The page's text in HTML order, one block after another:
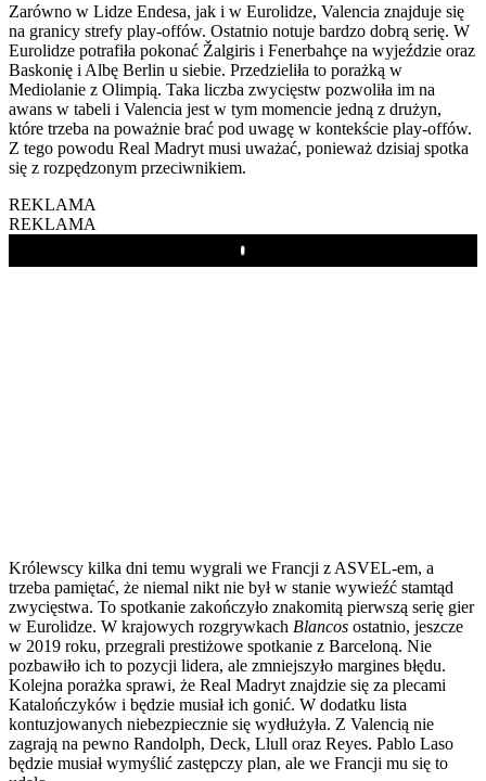
Zarówno w Lidze Endesa, jak i w Eurolidze, Valencia znajduje się
na granicy strefy play-offów. Ostatnio notuje bardzo dobrą serię. W
Eurolidze potrafiła pokonać Žalgiris i Fenerbahçe na wyjeździe oraz
Baskonię i Albę Berlin u siebie. Przedzieliła to porażką w
Mediolanie z Olimpią. Taka liczba zwycięstw pozwoliła im na
awans w tabeli i Valencia jest w tym momencie jedną z drużyn,
które trzeba na poważnie brać pod uwagę w kontekście play-offów.
Z tego powodu Real Madryt musi uważać, ponieważ dzisiaj spotka
się z rozpędzonym przeciwnikiem.
REKLAMA
REKLAMA
Play
Królewscy kilka dni temu wygrali we Francji z ASVEL-em, a
trzeba pamiętać, że niemal nikt nie był w stanie wywieźć stamtąd
zwycięstwa. To spotkanie zakończyło znakomitą pierwszą serię gier
w Eurolidze. W krajowych rozgrywkach Blancos ostatnio, jeszcze
w 2019 roku, przegrali prestiżowe spotkanie z Barceloną. Nie
pozbawiło ich to pozycji lidera, ale zmniejszyło margines błędu.
Kolejna porażka sprawi, że Real Madryt znajdzie się za plecami
Katalończyków i będzie musiał ich gonić. W dodatku lista
kontuzjowanych niebezpiecznie się wydłużyła. Z Valencią nie
zagrają na pewno Randolph, Deck, Llull oraz Reyes. Pablo Laso
będzie musiał wymyślić zastępczy plan, ale we Francji mu się to